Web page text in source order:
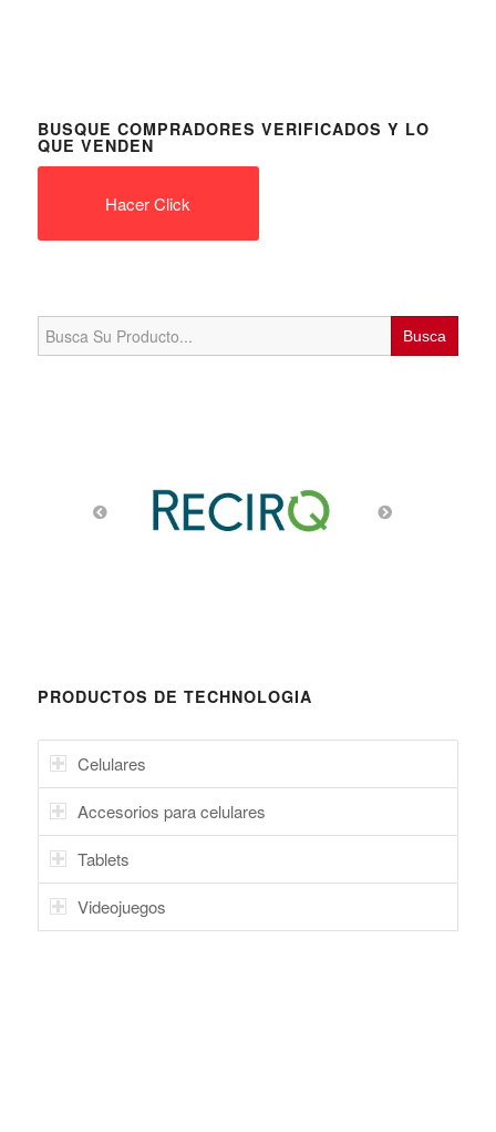
BUSQUE COMPRADORES VERIFICADOS Y LO
QUE VENDEN
Hacer Click
Search
for:
PRODUCTOS DE TECHNOLOGIA
Celulares
Accesorios para celulares
Tablets
Videojuegos